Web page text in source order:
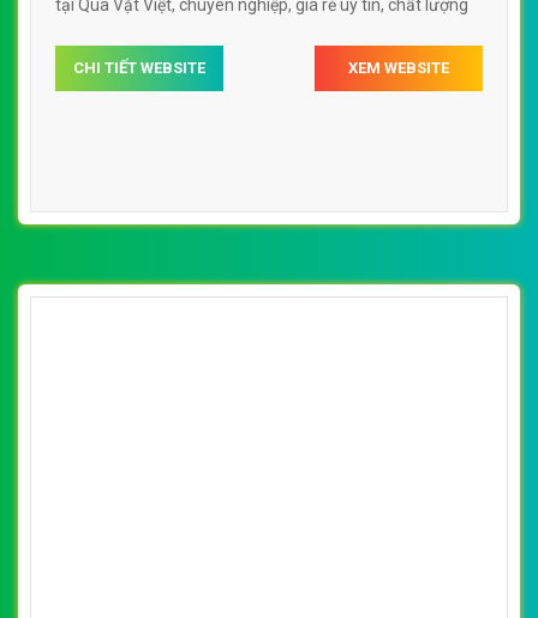
tại Quà Vặt Việt, chuyên nghiệp, giá rẻ uy tín, chất lượng
CHI TIẾT WEBSITE XEM WEBSITE